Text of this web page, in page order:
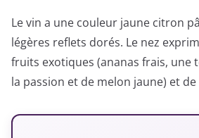
Le vin a une couleur jaune citron
légères reflets dorés. Le nez
fruits exotiques (ananas frais, une
la passion et de melon jaune) et